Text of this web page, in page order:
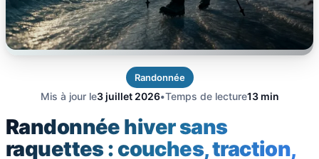
Randonnée
Mis à jour le3 juillet 2026•Temps de lecture13 min
Randonnée hiver sans
raquettes : couches, traction,